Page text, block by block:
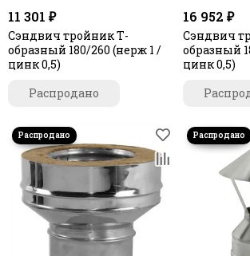
11 301 ₽
Сэндвич тройник Т-
образный 180/260 (нерж 1 /
цинк 0,5)
Распродано
16 952 ₽
Сэндвич
образный
цинк 0,5)